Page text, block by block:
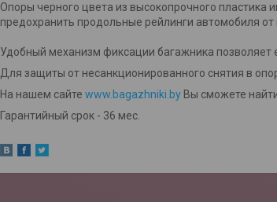
Опоры черного цвета из высокопрочного
предохранить продольные рейлинги автомобиля
Удобный механизм фиксации багажника позволяет
Для защиты от несанкционированного снятия в
На нашем сайте www.bagazhniki.by Вы сможете
Гарантийный срок - 36 мес.